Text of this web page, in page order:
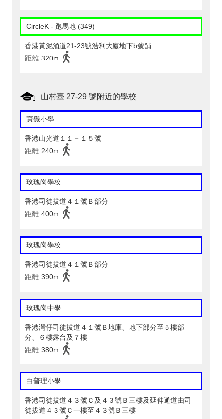
CircleK - 跑馬地 (349)
香港黃泥涌道21-23號浩利大廈地下b號舖
距離 320m
山村臺 27-29 號附近的學校
寶覺小學
香港山光道１１－１５號
距離 240m
玫瑰崗學校
香港司徒拔道４１號Ｂ部分
距離 400m
玫瑰崗學校
香港司徒拔道４１號Ｂ部分
距離 390m
玫瑰崗中學
香港灣仔司徒拔道４１號Ｂ地庫、地下部分至５樓部
分、６樓露台及７樓
距離 380m
白普理小學
香港司徒拔道４３號Ｃ及４３號Ｂ三樓及延伸通道由司
徒拔道４３號Ｃ一樓至４３號Ｂ三樓